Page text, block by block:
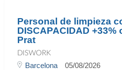
Personal de limpieza
DISCAPACIDAD +33%
Prat
DISWORK
Barcelona 05/08/2026